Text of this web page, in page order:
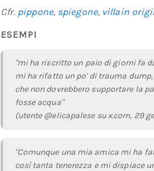
Cfr. pippone, spiegone, villain
ESEMPI
"mi ha riscritto un paio di giorni fa
mi ha rifatto un po' di trauma
che non dovrebbero supportare la
fosse acqua"
(utente @elicapalese su x.com, 29
"Comunque una mia amica mi ha
così tanta tenerezza e mi dispiace